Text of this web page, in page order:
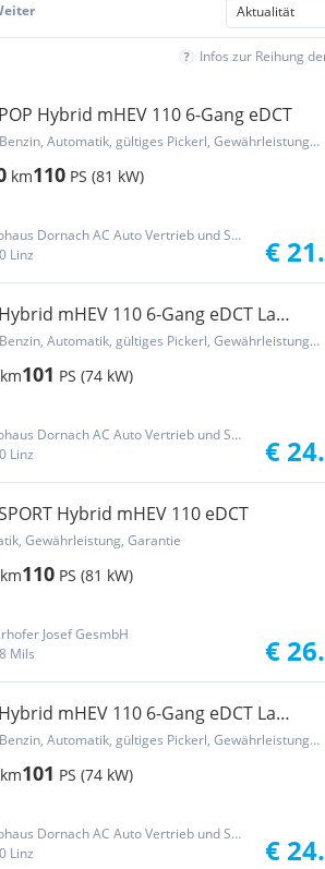
Infos zur Reihung
Hybrid mHEV 110 6-Gang eDCT
Hybrid Elektro/Benzin, Automatik, gültiges Pickerl, Gewährleistung, Garantie
km110 PS (81 kW)
Autohaus Dornach AC Auto Vertrieb und Service GmbH
Linz
€
mHEV 110 6-Gang eDCT La
Hybrid Elektro/Benzin, Automatik, gültiges Pickerl, Gewährleistung, Garantie
km101 PS (74 kW)
Autohaus Dornach AC Auto Vertrieb und Service GmbH
Linz
€
Hybrid mHEV 110 eDCT
Gewährleistung, Garantie
km110 PS (81 kW)
Josef GesmbH
Mils
€
mHEV 110 6-Gang eDCT La
Hybrid Elektro/Benzin, Automatik, gültiges Pickerl, Gewährleistung, Garantie
km101 PS (74 kW)
Autohaus Dornach AC Auto Vertrieb und Service GmbH
Linz
€